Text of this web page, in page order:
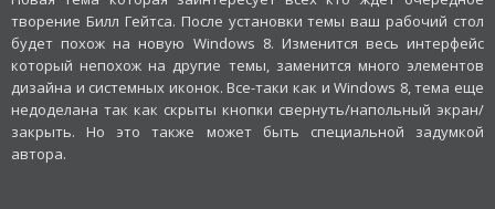
творение Билл Гейтса. После установки темы ваш рабочий стол
будет похож на новую Windows 8. Изменится весь интерфейс
который непохож на другие темы, заменится много элементов
дизайна и системных иконок. Все-таки как и Windows 8, тема еще
недоделана так как скрыты кнопки свернуть/напольный экран/
закрыть. Но это также может быть специальной задумкой
автора.